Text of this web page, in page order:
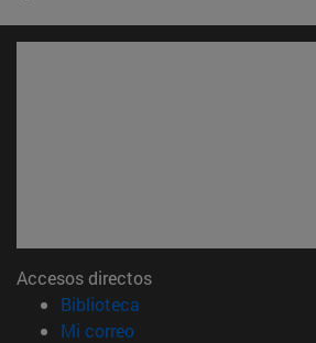
Accesos directos
Biblioteca
Mi correo(abre en nueva ventana)